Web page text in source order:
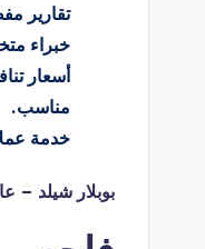
تقارير
خبراء
أسعار
مناسب.
خدمة
بوبلار شيلد –